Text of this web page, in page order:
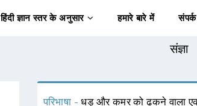
हिंदी ज्ञान स्तर के अनुसार हमारे बारे में
संज्ञा
परिभाषा -धड़ और कमर को ढकने वाला